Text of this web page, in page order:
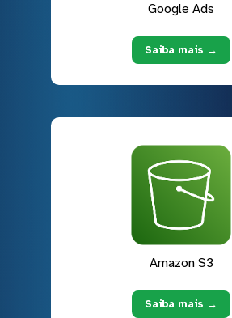
Google Ads
Saiba mais →
Amazon S3
Saiba mais →